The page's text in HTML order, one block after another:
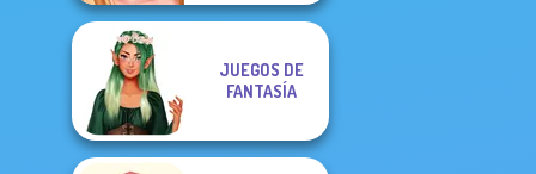
JUEGOS DE
FANTASÍA